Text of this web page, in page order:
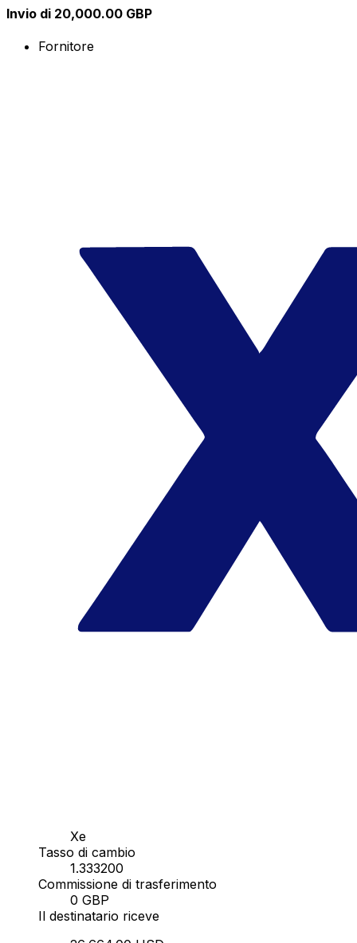
Invio di 20,000.00 GBP
Fornitore
Xe
Tasso di cambio
1.333200
Commissione di trasferimento
0 GBP
Il destinatario riceve